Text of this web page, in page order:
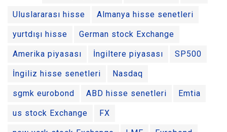
Uluslararası hisse Almanya hisse senetleri
yurtdışı hisse German stock Exchange
Amerika piyasası İngiltere piyasası SP500
İngiliz hisse senetleri Nasdaq
sgmk eurobond ABD hisse senetleri Emtia
us stock Exchange FX